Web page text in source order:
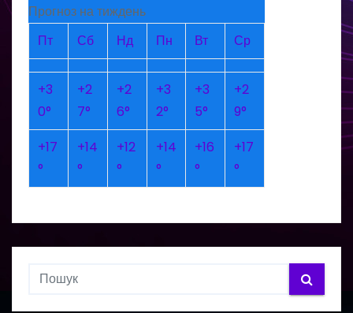
Прогноз на тиждень
Пт
Сб Нд Пн Вт Ср
+3
0°
+2
7°
+2
6°
+3
2°
+3
5°
+2
9°
+17
°
+14
°
+12
°
+14
°
+16
°
+17
°